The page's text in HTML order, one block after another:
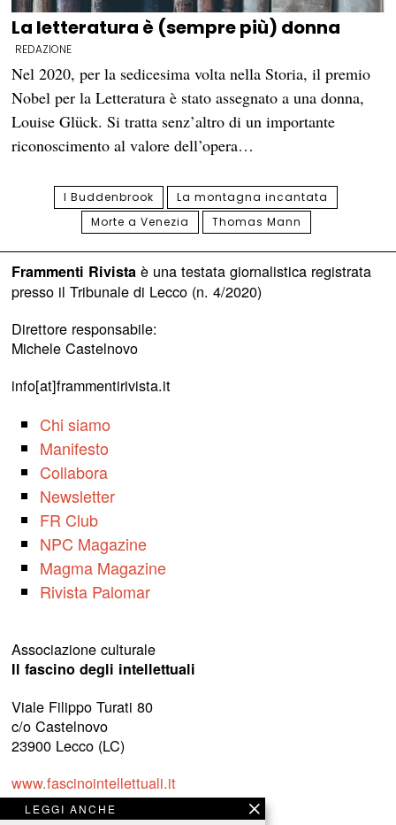
La letteratura è (sempre più) donna
REDAZIONE
Nel 2020, per la sedicesima volta nella Storia, il premio
Nobel per la Letteratura è stato assegnato a una donna,
Louise Glück. Si tratta senz’altro di un importante
riconoscimento al valore dell’opera…
I Buddenbrook
La montagna incantata
Morte a Venezia
Thomas Mann
Frammenti Rivistaè una testata giornalistica registrata
presso il Tribunale di Lecco (n. 4/2020)
Direttore responsabile:
Michele Castelnovo
info[at]frammentirivista.it
Chi siamo
Manifesto
Collabora
Newsletter
FR Club
NPC Magazine
Magma Magazine
Rivista Palomar
Associazione culturale
Il fascino degli intellettuali
Viale Filippo Turati 80
c/o Castelnovo
23900 Lecco (LC)
www.fascinointellettuali.it
info[at]fascinointellettuali.it
LEGGI ANCHE